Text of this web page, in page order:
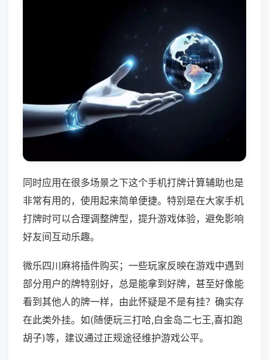
同时应用在很多场景之下这个手机打牌计算辅助也是
非常有用的，使用起来简单便捷。特别是在大家手机
打牌时可以合理调整牌型，提升游戏体验，避免影响
好友间互动乐趣。
微乐四川麻将插件购买；一些玩家反映在游戏中遇到
部分用户的牌特别好，总是能拿到好牌，甚至好像能
看到其他人的牌一样，由此怀疑是不是有挂？确实存
在此类外挂。如(随便玩三打哈,白金岛二七王,喜扣跑
胡子)等，建议通过正规途径维护游戏公平。